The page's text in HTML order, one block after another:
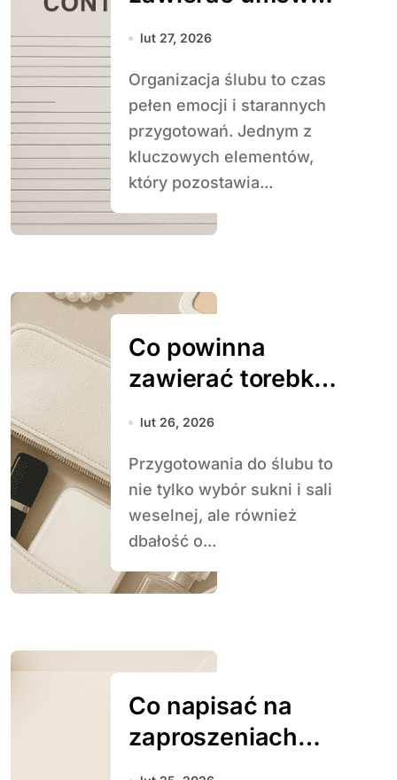
z fotografem
lut 27, 2026
Organizacja ślubu to czas
pełen emocji i starannych
przygotowań. Jednym z
kluczowych elementów,
który pozostawia...
Co powinna
zawierać torebka
panny młodej
lut 26, 2026
Przygotowania do ślubu to
nie tylko wybór sukni i sali
weselnej, ale również
dbałość o...
Co napisać na
zaproszeniach
ślubnych –